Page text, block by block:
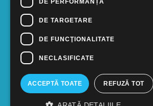
DE TARGETARE
DE FUNCŢIONALITATE
NECLASIFICATE
ACCEPTĂ TOATE REFUZĂ TOT